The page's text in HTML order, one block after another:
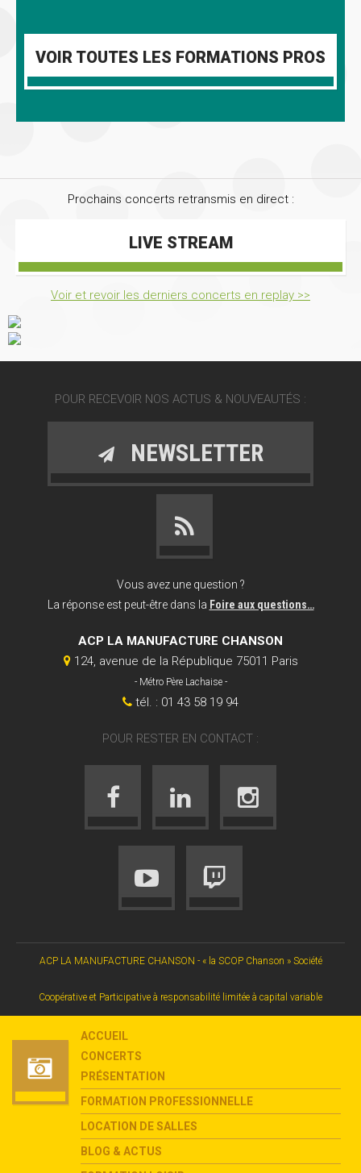
VOIR TOUTES LES FORMATIONS PROS
Prochains concerts retransmis en direct :
LIVE STREAM
Voir et revoir les derniers concerts en replay >>
POUR RECEVOIR NOS ACTUS & NOUVEAUTÉS :
NEWSLETTER
Vous avez une question ?
La réponse est peut-être dans la Foire aux questions…
ACP LA MANUFACTURE CHANSON
124, avenue de la République 75011 Paris
- Métro Père Lachaise -
tél. : 01 43 58 19 94
POUR RESTER EN CONTACT :
ACP LA MANUFACTURE CHANSON - « la SCOP Chanson » Société
Coopérative et Participative à responsabilité limitée à capital variable
ACCUEIL
CONCERTS
PRÉSENTATION
FORMATION PROFESSIONNELLE
LOCATION DE SALLES
BLOG & ACTUS